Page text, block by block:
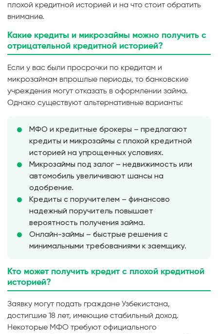
плохой кредитной историей и на что стоит обратить
внимание.
Какие кредиты и микрозаймы можно получить с
отрицательной кредитной историей?
Если у вас были просрочки по кредитам и
микрозаймам впрошлые периоды, то банковские
учреждения могут отказать в оформлении займа.
Однако существуют альтернативные варианты:
МФО и кредитные брокеры – предлагают
кредиты и микрозаймы с плохой кредитной
историей на упрощенных условиях.
Микрозаймы под залог – недвижимость или
автомобиль увеличивают шансы на
одобрение.
Кредиты с поручителем – финансово
надежный поручитель повышает
вероятность получения займа.
Онлайн-займы – быстрые решения с
минимальными требованиями к заемщику.
Кто может получить кредит с плохой кредитной
историей?
Заявку могут подать граждане Узбекистана,
достигшие 18 лет, имеющие стабильный доход.
Некоторые МФО требуют официального